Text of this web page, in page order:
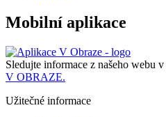
Mobilní aplikace
Sledujte informace z našeho webu v
V OBRAZE.
Užitečné informace